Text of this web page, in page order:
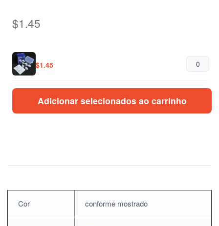
$1.45
$1.45
Adicionar selecionados ao carrinho
Cor conforme mostrado